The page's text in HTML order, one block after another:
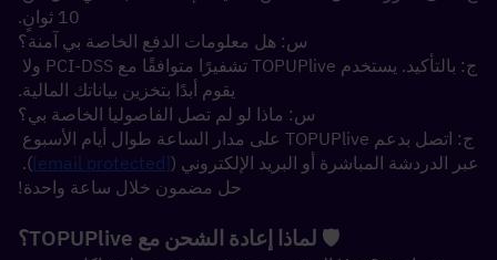
10 ثوانٍ.
س: هل معلومات الدفع الخاصة بي آمنة؟
يقوم أبدًا بتخزين بياناتك المالية.
س: ماذا لو لم تصل الفاصوليا الخاصة بي؟
عبر الدردشة المباشرة أو البريد الإلكتروني ([email protected]
حل مضمون خلال ساعة واحدة!
🛡️ لماذا إعادة الشحن مع TOPUPlive؟